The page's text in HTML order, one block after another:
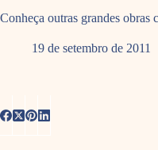
Conheça outras grandes obras
19 de setembro de 2011